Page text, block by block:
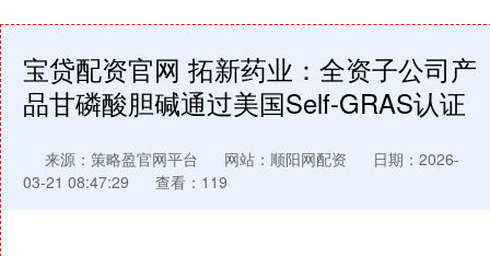
宝贷配资官网 拓新药业：全资子公司产
品甘磷酸胆碱通过美国Self-GRAS认证
来源：策略盈官网平台 网站：顺阳网配资
日期：2026-
03-21 08:47:29
查看：119